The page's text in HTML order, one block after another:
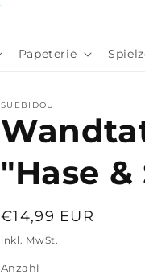
Papeterie
SUEBIDOU
"Hase
Normaler
Preis
€14,99 EUR
inkl. MwSt.
Anzahl